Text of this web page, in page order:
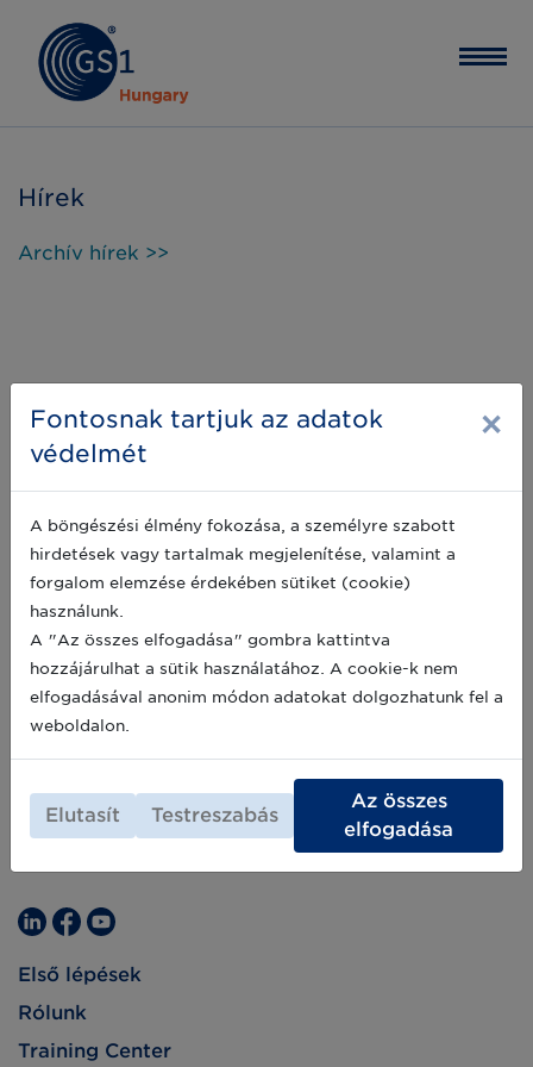
Hírek
Archív hírek >>
Első lépések
Rólunk
Training Center
Fontosnak tartjuk az adatok
védelmét
×
A böngészési élmény fokozása, a személyre szabott
hirdetések vagy tartalmak megjelenítése, valamint a
forgalom elemzése érdekében sütiket (cookie)
használunk.
A "Az összes elfogadása" gombra kattintva
hozzájárulhat a sütik használatához. A cookie-k nem
elfogadásával anonim módon adatokat dolgozhatunk fel a
weboldalon.
Elutasít Testreszabás
Az összes
elfogadása